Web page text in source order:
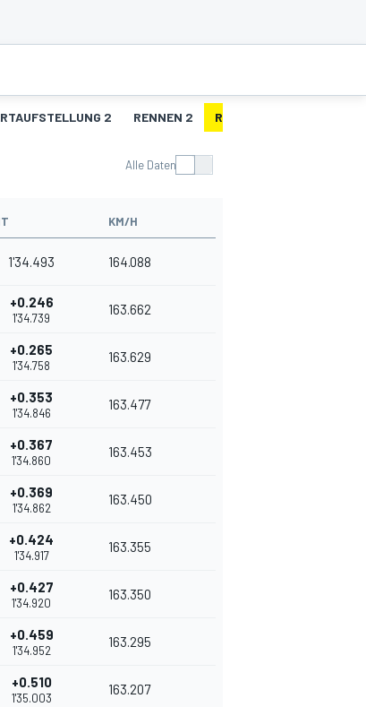
2 RENNEN 2 R2 - SCHNELLSTE
Alle Daten
KM/H
1'34.493 164.088
+0.246
1'34.739
163.662
+0.265
1'34.758
163.629
+0.353
1'34.846
163.477
+0.367
1'34.860
163.453
+0.369
1'34.862
163.450
+0.424
1'34.917
163.355
+0.427
1'34.920
163.350
+0.459
1'34.952
163.295
+0.510
1'35.003
163.207